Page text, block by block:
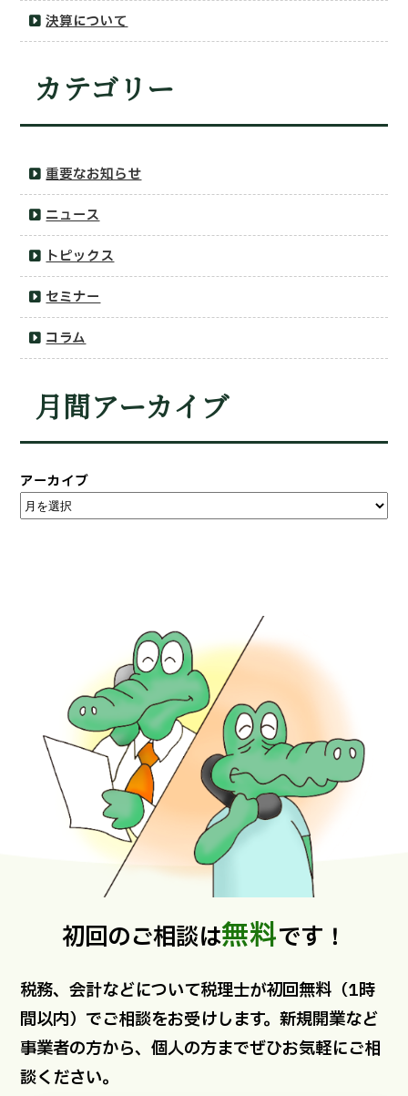
決算について
カテゴリー
重要なお知らせ
ニュース
トピックス
セミナー
コラム
月間アーカイブ
アーカイブ
初回のご相談は無料です！
税務、会計などについて税理士が初回無料（1時
間以内）でご相談をお受けします。新規開業など
事業者の方から、個人の方までぜひお気軽にご相
談ください。